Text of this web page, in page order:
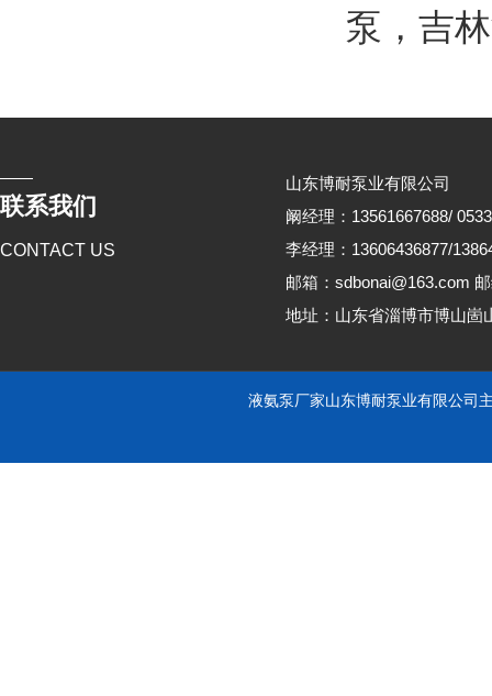
泵 ， 吉
联系我们
CONTACT US
山东博耐泵业有限公司
阚经理：13561667688/
李经理：13606436877/
邮箱：sdbonai@163.com
地址：山东省淄博市博山崮
液氨泵厂家山东博耐泵业有限公司